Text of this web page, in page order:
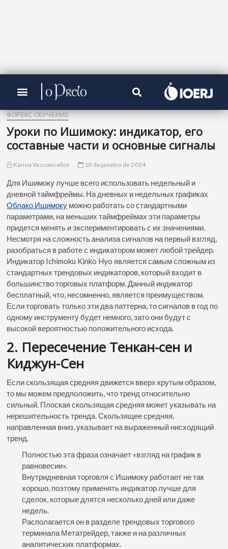
ФОРЕКС ОБУЧЕНИЕ
Уроки по Ишимоку: индикатор, его
составные части и основные сигналы
Karina Vasconcellos 10 de janeiro de 2024
Для Ишимоку лучше всего использовать недельный и
дневной таймфреймы. На дневных и недельных графиках
Облако Ишимоку можно работать со стандартными
параметрами, на меньших таймфреймах эти параметры
придется менять и экспериментировать с их значениями.
Несмотря на сложность анализа сигналов на первый взгляд,
разобраться в работе с индикатором может любой трейдер.
Индикатор Ichimoku Kinko Hyo является самым сложным из
стандартных трендовых индикаторов, который входит в
большинство торговых платформ. Данный индикатор
бесплатный, что, несомненно, является преимуществом.
Если торговать только эти два паттерна, то сигналов в год по
одному инструменту будет немного, зато они будут с
высокой вероятностью положительного исхода.
2. Пересечение Тенкан-сен и
Киджун-Сен
Если скользящая средняя движется вверх крутым образом,
то мы можем предположить, что тренд относительно
сильный. Плоская скользящая средняя может указывать на
нерешительность тренда. Скользящее средняя,
направленная вниз, указывает на выраженный нисходящий
тренд.
Полностью эта фраза означает «взгляд на график в
равновесии».
Внутридневная торговля с Ишимоку работает не так
хорошо, поэтому применять индикатор лучше для
сделок, которые длятся несколько дней или даже
недель.
Располагается он в разделе трендовых торгового
терминала Метатрейдер, также и на различных
аналитических платформах.